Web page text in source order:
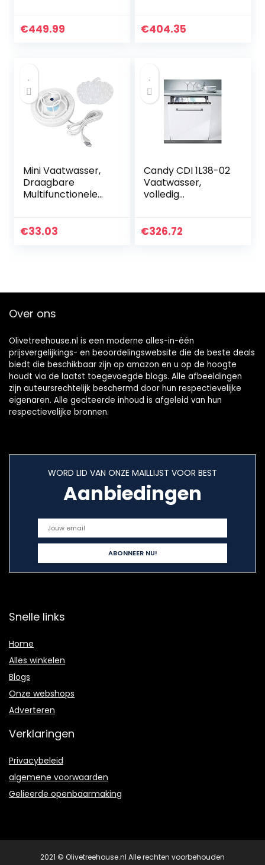
vaatwasser Met 5
€449.99
ruimte voor 2
€404.35
Mini Vaatwasser,
Draagbare
Multifunctionele
Compacte
€33.03
Candy CDI 1L38-02
Vaatwasser,
volledig
(volledig
€326.72
Over ons
Olivetreehouse.nl is een moderne alles-in-één
prijsvergelijkings- en beoordelingswebsite die de beste deals
biedt die beschikbaar zijn op amazon en u op de hoogte
houdt via de laatst toegevoegde blogs. Alle afbeeldingen
zijn auteursrechtelijk beschermd door hun respectievelijke
eigenaren. Alle geciteerde inhoud is afgeleid van hun
respectievelijke bronnen.
WORD LID VAN ONZE MAILLIJST VOOR BEST
Aanbiedingen
Snelle links
Home
Alles winkelen
Blogs
Onze webshops
Adverteren
Verklaringen
Privacybeleid
algemene voorwaarden
Gelieerde openbaarmaking
2021 © Olivetreehouse.nl Alle rechten voorbehouden